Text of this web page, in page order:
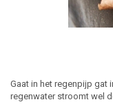
Gaat in het regenpijp gat
regenwater stroomt wel